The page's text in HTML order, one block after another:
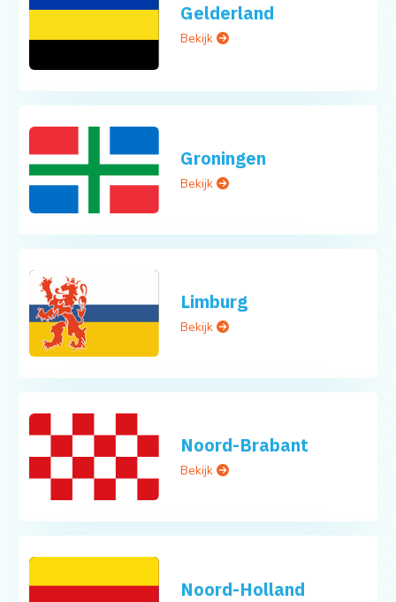
Gelderland
Bekijk
Groningen
Bekijk
Limburg
Bekijk
Noord-Brabant
Bekijk
Noord-Holland